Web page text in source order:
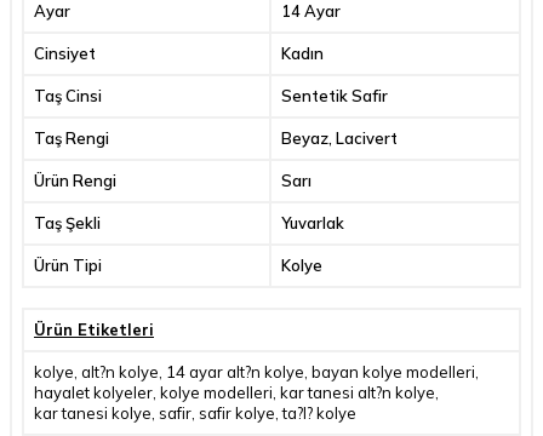
Ayar 14 Ayar
Cinsiyet Kadın
Taş Cinsi Sentetik Safir
Taş Rengi Beyaz, Lacivert
Ürün Rengi Sarı
Taş Şekli Yuvarlak
Ürün Tipi Kolye
Ürün Etiketleri
kolye alt?n kolye 14 ayar alt?n kolye bayan kolye modelleri
hayalet kolyeler kolye modelleri kar tanesi alt?n kolye
kar tanesi kolye safir safir kolye ,ta?l? kolye